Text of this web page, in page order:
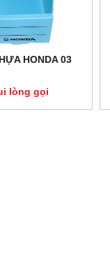
THÙNG
Vui
HONDA 03
lòng gọi